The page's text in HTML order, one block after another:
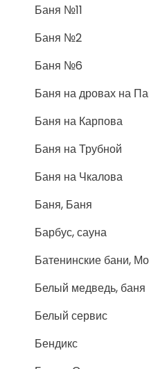
Баня №11
Баня №2
Баня №6
Баня на дровах на
Баня на Карпова
Баня на Трубной
Баня на Чкалова
Баня, Баня
Барбус, сауна
Батенинские бани,
Белый медведь, баня
Белый сервис
Бендикс